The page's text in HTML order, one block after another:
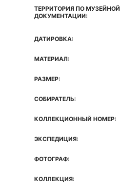
ТЕРРИТОРИЯ ПО МУЗЕЙНОЙ
ДОКУМЕНТАЦИИ:
ДАТИРОВКА:
МАТЕРИАЛ:
РАЗМЕР:
СОБИРАТЕЛЬ:
КОЛЛЕКЦИОННЫЙ НОМЕР:
ЭКСПЕДИЦИЯ:
ФОТОГРАФ:
КОЛЛЕКЦИЯ: